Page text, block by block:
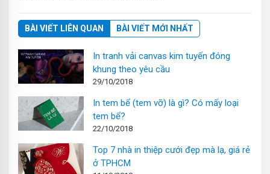
BÀI VIẾT LIÊN QUAN BÀI VIẾT MỚI NHẤT
In tranh vải canvas kim tuyến đóng
khung theo yêu cầu
29/10/2018
In tem bể (tem vỡ) là gì? Có mấy loại
tem bể?
22/10/2018
Top 7 nhà in thiệp cưới đẹp mà lạ, giá rẻ
ở TPHCM